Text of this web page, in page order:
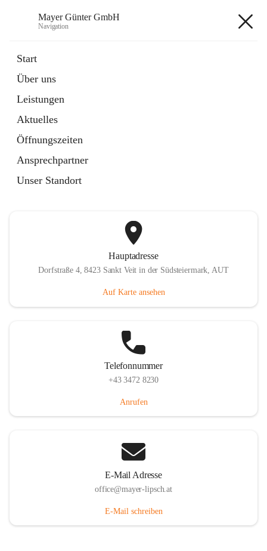
Mayer Günter GmbH
Navigation
Start
Über uns
Leistungen
Aktuelles
Öffnungszeiten
Ansprechpartner
Unser Standort
Artikel
in
Tab
TRANSPORTE
Artikel
öffnet
in
neuem
Tab
Hauptadresse
Dorfstraße 4, 8423 Sankt Veit in der Südsteiermark, AUT
Auf Karte ansehen
Telefonnummer
+43 3472 8230
Anrufen
E-Mail Adresse
office@mayer-lipsch.at
E-Mail schreiben